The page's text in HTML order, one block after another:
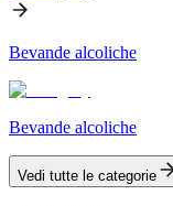
Bevande alcoliche
Bevande alcoliche
Vedi tutte le categorie